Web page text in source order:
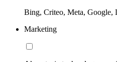
Bing, Criteo, Meta, Google,
Marketing